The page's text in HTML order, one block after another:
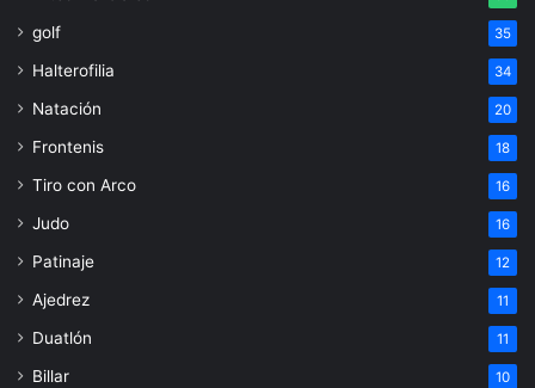
golf 35
Halterofilia 34
Natación 20
Frontenis 18
Tiro con Arco 16
Judo 16
Patinaje 12
Ajedrez 11
Duatlón 11
Billar 10